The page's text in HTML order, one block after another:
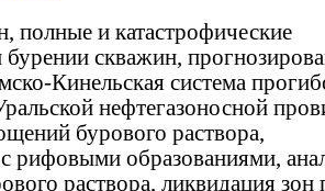
полные и катастрофические
скважин,
Кинельская система
нефтегазоносной
бурового раствора,
рифовыми образованиями,
раствора, ликвидация